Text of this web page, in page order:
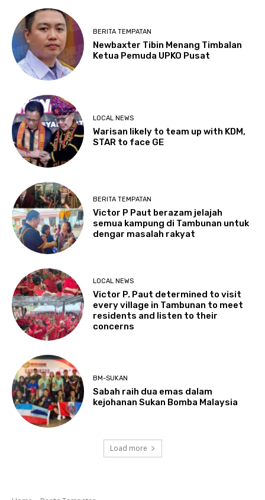
BERITA TEMPATAN
Newbaxter Tibin Menang Timbalan
Ketua Pemuda UPKO Pusat
LOCAL NEWS
Warisan likely to team up with KDM,
STAR to face GE
BERITA TEMPATAN
Victor P Paut berazam jelajah
semua kampung di Tambunan untuk
dengar masalah rakyat
LOCAL NEWS
Victor P. Paut determined to visit
every village in Tambunan to meet
residents and listen to their
concerns
BM-SUKAN
Sabah raih dua emas dalam
kejohanan Sukan Bomba Malaysia
Load more